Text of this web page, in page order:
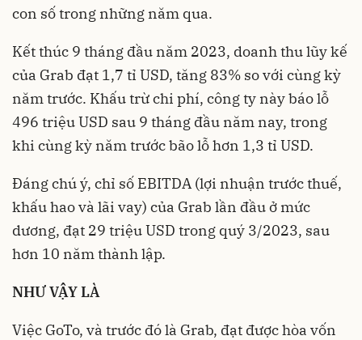
con số trong những năm qua.
Kết thúc 9 tháng đầu năm 2023, doanh thu lũy kế
của Grab đạt 1,7 tỉ USD, tăng 83% so với cùng kỳ
năm trước. Khấu trừ chi phí, công ty này báo lỗ
496 triệu USD sau 9 tháng đầu năm nay, trong
khi cùng kỳ năm trước bão lỗ hơn 1,3 tỉ USD.
Đáng chú ý, chỉ số EBITDA (lợi nhuận trước thuế,
khấu hao và lãi vay) của Grab lần đầu ở mức
dương, đạt 29 triệu USD trong quý 3/2023, sau
hơn 10 năm thành lập.
NHƯ VẬY LÀ
Việc GoTo, và trước đó là Grab, đạt được hòa vốn